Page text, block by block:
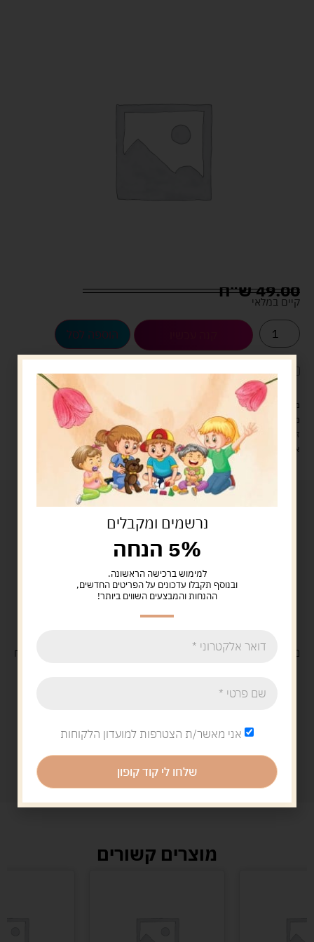
49.00ש"ח
קיים במלאי
הוספה לסל
לארוז את המוצר באריזת מתנה5.00 ש"ח ?
מעל 329 ש"ח, משלוח עם שליח עד הבית חינם! – 0 ₪
משלוח עם שליח עד הבית: 29 ש"ח
זמן אספקה: עד 4 ימי עסקים.
איסוף עצמי: מ"ביתר טויס" רחוב בניין דוד 18, ביתר עילית.
משלוח חינםבקנייה מעל 329 ש"ח
מוצרים קשורים
נרשמים ומקבלים
5% הנחה
למימוש ברכישה הראשונה.
ובנוסף תקבלו עדכונים על הפריטים החדשים,
ההנחות והמבצעים השווים ביותר!
אני מאשר/ת הצטרפות למועדון הלקוחות
שלחו לי קוד קופון